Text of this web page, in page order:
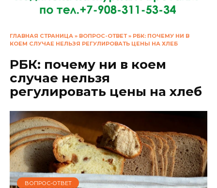
ГЛАВНАЯ СТРАНИЦА » ВОПРОС-ОТВЕТ» РБК: ПОЧЕМУ НИ В
КОЕМ СЛУЧАЕ НЕЛЬЗЯ РЕГУЛИРОВАТЬ ЦЕНЫ НА ХЛЕБ
РБК: почему ни в коем
случае нельзя
регулировать цены на хлеб
ВОПРОС-ОТВЕТ